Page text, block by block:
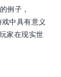
例子，
中具有意义
家在现实世